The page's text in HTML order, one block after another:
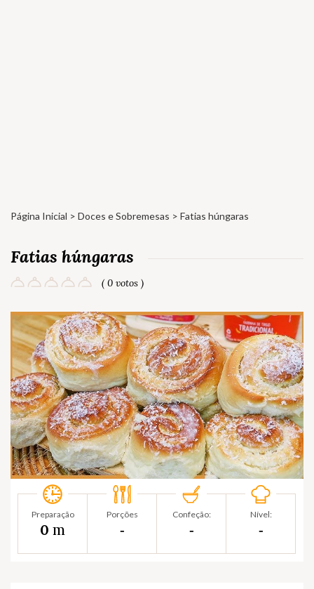
Página Inicial > Doces e Sobremesas > Fatias húngaras
Fatias húngaras
( 0 votos )
Preparação
0 m
Porções
‐
Confeção:
‐
Nível:
‐